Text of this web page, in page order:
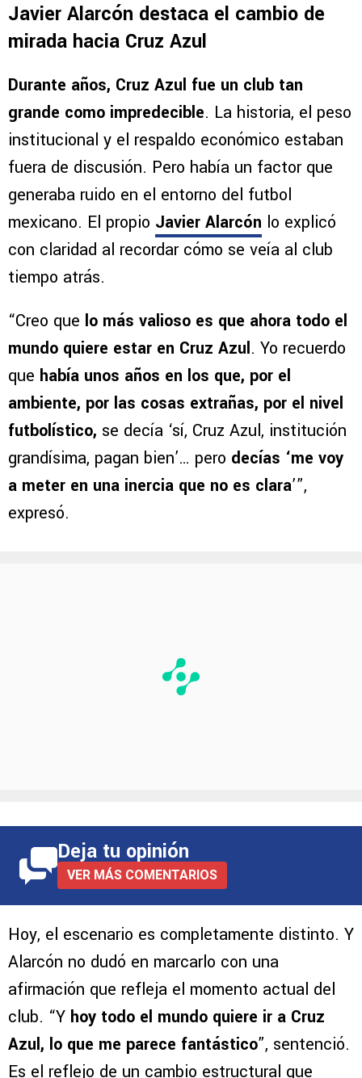
Javier Alarcón destaca el cambio de
mirada hacia Cruz Azul
Durante años, Cruz Azul fue un club tan
grande como impredecible. La historia, el peso
institucional y el respaldo económico estaban
fuera de discusión. Pero había un factor que
generaba ruido en el entorno del futbol
mexicano. El propio Javier Alarcón lo explicó
con claridad al recordar cómo se veía al club
tiempo atrás.
“Creo que lo más valioso es que ahora todo el
mundo quiere estar en Cruz Azul. Yo recuerdo
que había unos años en los que, por el
ambiente, por las cosas extrañas, por el nivel
futbolístico, se decía ‘sí, Cruz Azul, institución
grandísima, pagan bien’… pero decías ‘me voy
a meter en una inercia que no es clara’”,
expresó.
Deja tu opinión
VER MÁS COMENTARIOS
Hoy, el escenario es completamente distinto. Y
Alarcón no dudó en marcarlo con una
afirmación que refleja el momento actual del
club. “Y hoy todo el mundo quiere ir a Cruz
Azul, lo que me parece fantástico”, sentenció.
Es el reflejo de un cambio estructural que